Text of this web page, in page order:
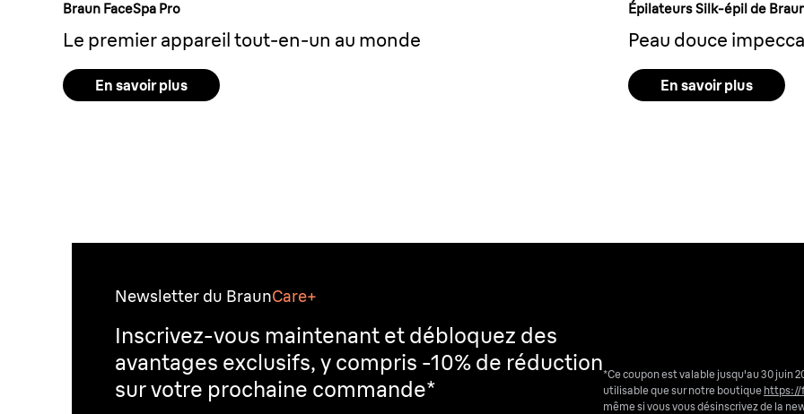
Braun FaceSpa Pro
Le premier appareil tout-en-un au monde
En savoir plus
Épilateurs Silk-épil de
Peau douce
En savoir plus
Newsletter du BraunCare+
Inscrivez-vous maintenant et débloquez des
avantages exclusifs, y compris -10% de réduction
sur votre prochaine commande*
*Ce coupon est valable jusqu'au 30 juin
utilisable que sur notre boutique https://
même si vous vous désinscrivez de la